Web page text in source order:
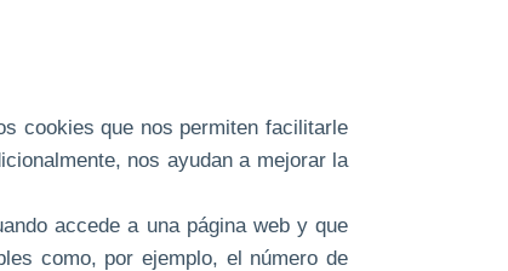
cookies que nos permiten facilitarle
nos ayudan a mejorar la
accede a una página web y que
como, por ejemplo, el número de